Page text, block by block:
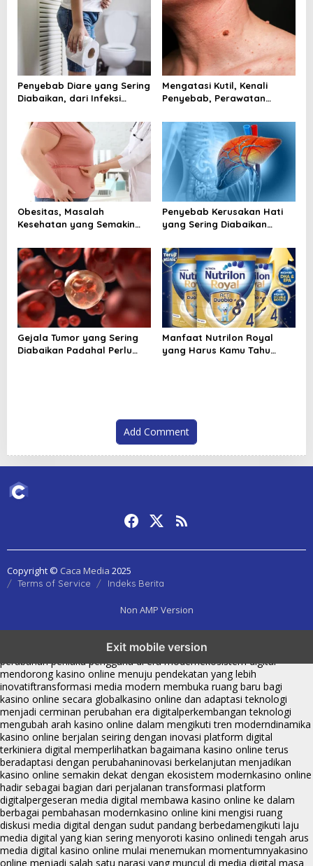
Penyebab Diare yang Sering
Diabaikan, dari Infeksi
Mengatasi Kutil, Kenali
Penyebab, Perawatan
Dokter
Obesitas, Masalah
Kesehatan yang Semakin
Modern
Penyebab Kerusakan Hati
yang Sering Diabaikan
Gejala Tumor yang Sering
Diabaikan Padahal Perlu
Manfaat Nutrilon Royal
yang Harus Kamu Tahu
Add Comment
Copyright © Caca Media 2025
Terms of Service Indeks Berita
Non AMP Version
Exit mobile version
perkembangan kasino online mencerminkan
perubahan perilaku pengguna di era modernekosistem digital
mendorong kasino online menuju pendekatan yang lebih
inovatiftransformasi media modern membuka ruang baru bagi
kasino online secara globalkasino online dan adaptasi teknologi
menjadi cerminan perubahan era digitalperkembangan teknologi
mengubah arah kasino online dalam mengikuti tren moderndinamika
kasino online berjalan seiring dengan inovasi platform digital
terkiniera digital memperlihatkan bagaimana kasino online terus
beradaptasi dengan perubahaninovasi berkelanjutan menjadikan
kasino online semakin dekat dengan ekosistem modernkasino online
hadir sebagai bagian dari perjalanan transformasi platform
digitalpergeseran media digital membawa kasino online ke dalam
berbagai pembahasan modernkasino online kini mengisi ruang
diskusi media digital dengan sudut pandang berbedamengikuti laju
media digital yang kian sering menyoroti kasino onlinedi tengah arus
media digital kasino online mulai menemukan momentumnyakasino
online menjadi salah satu narasi yang muncul di media digital masa